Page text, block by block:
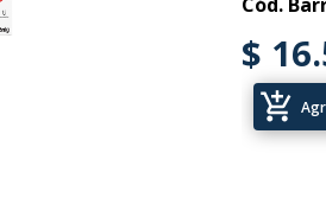
$
add_shopping_cart